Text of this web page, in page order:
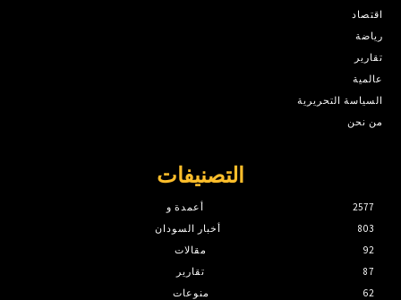
اقتصاد
رياضة
تقارير
عالمية
السياسة التحريرية
من نحن
التصنيفات
أعمدة و
2577
أخبار السودان
803
مقالات
92
تقارير
87
منوعات
62